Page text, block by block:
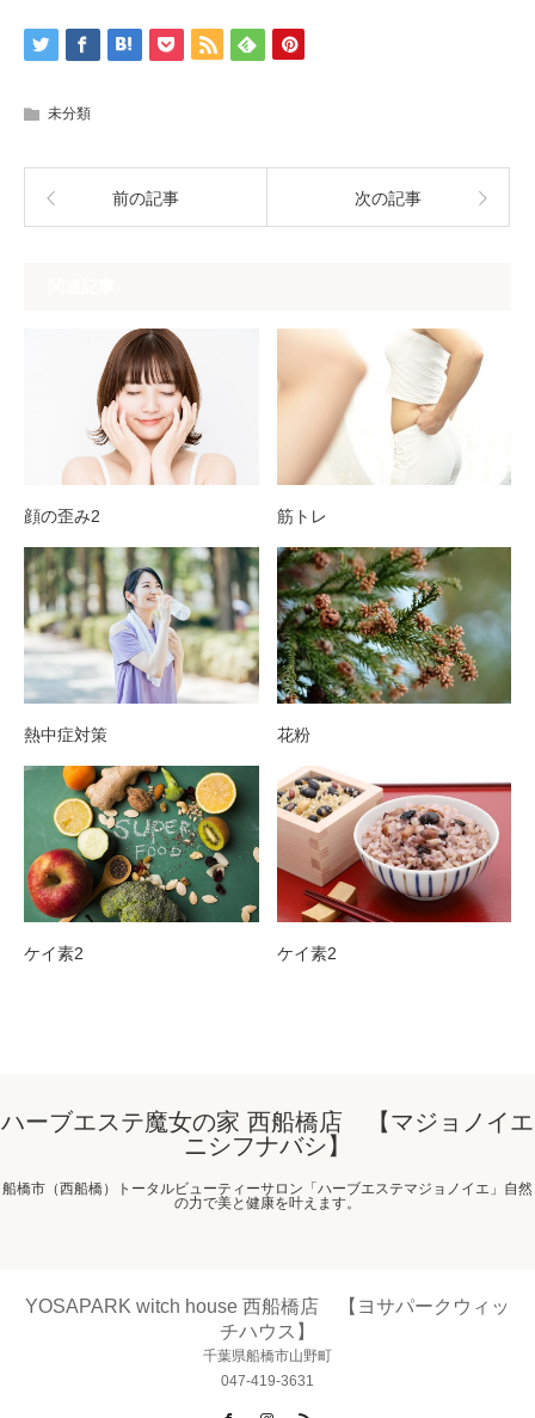
未分類
前の記事 次の記事
顔の歪み2 筋トレ
熱中症対策 花粉
ケイ素2 ケイ素2
ハーブエステ魔女の家 西船橋店 【マジョノイエ
ニシフナバシ】
船橋市（西船橋）トータルビューティーサロン「ハーブエステマジョノイエ」自然
の力で美と健康を叶えます。
YOSAPARK witch house 西船橋店 【ヨサパークウィッ
チハウス】
千葉県船橋市山野町
047-419-3631
FacebookInstagram